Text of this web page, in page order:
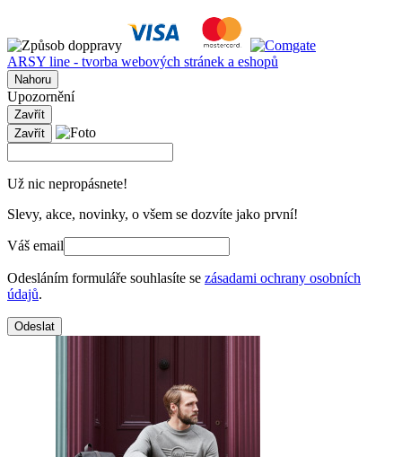
ARSY line - tvorba webových stránek a eshopů
Nahoru
Upozornění
Zavřít
Zavřít
Už nic nepropásnete!
Slevy, akce, novinky, o všem se dozvíte jako první!
Váš email
Odesláním formuláře souhlasíte se zásadami ochrany osobních
údajů.
Odeslat